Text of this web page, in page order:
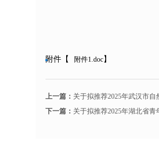
附件【 附件1.doc 】
上一篇： 关于拟推荐2025年武汉市
下一篇： 关于拟推荐2025年湖北省